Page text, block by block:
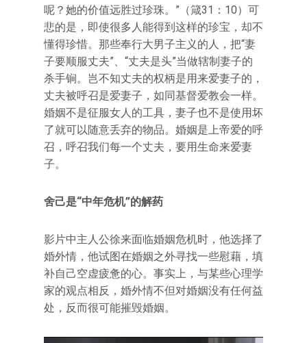
呢？她的价值远胜过珍珠。”（箴31：10）可
悲的是，即使很多人能得到这样的珍宝，却不
懂得珍惜。那些奉行大男子主义的人，把“妻
子要顺服丈夫”、“丈夫是头”当做辖制妻子的
杀手锏。岂不知丈夫的权柄是用来爱妻子的，
丈夫被呼召是爱妻子，如同基督爱教会一样。
婚姻不是征服女人的工具，妻子也不是使用坏
了就可以随意丢弃的物品。婚姻是上帝爱的呼
召，呼召我们每一个丈夫，要用生命来爱妻
子。
舍己是“中年危机”的解药
影片中主人公徐来面临婚姻危机时，他选择了
婚外情，他试图在婚姻之外寻找一些慰藉，填
补自己空虚疲惫的心。事实上，与某些心理学
家的观点相反，婚外情不但对婚姻没有任何益
处，反而很可能摧毁婚姻。